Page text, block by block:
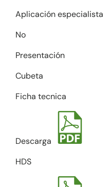
Aplicación especialista
No
Presentación
Cubeta
Ficha tecnica
Descarga
HDS